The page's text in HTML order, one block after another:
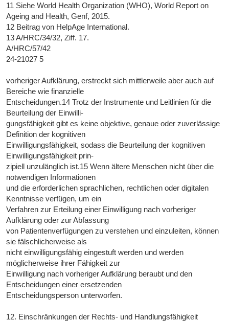
11 Siehe World Health Organization (WHO), World Report on
Ageing and Health, Genf, 2015.
12 Beitrag von HelpAge International.
13 A/HRC/34/32, Ziff. 17.
A/HRC/57/42
24-21027 5
vorheriger Aufklärung, erstreckt sich mittlerweile aber auch auf
Bereiche wie finanzielle
Entscheidungen.14 Trotz der Instrumente und Leitlinien für die
Beurteilung der Einwilli-
gungsfähigkeit gibt es keine objektive, genaue oder zuverlässige
Definition der kognitiven
Einwilligungsfähigkeit, sodass die Beurteilung der kognitiven
Einwilligungsfähigkeit prin-
zipiell unzulänglich ist.15 Wenn ältere Menschen nicht über die
notwendigen Informationen
und die erforderlichen sprachlichen, rechtlichen oder digitalen
Kenntnisse verfügen, um ein
Verfahren zur Erteilung einer Einwilligung nach vorheriger
Aufklärung oder zur Abfassung
von Patientenverfügungen zu verstehen und einzuleiten, können
sie fälschlicherweise als
nicht einwilligungsfähig eingestuft werden und werden
möglicherweise ihrer Fähigkeit zur
Einwilligung nach vorheriger Aufklärung beraubt und den
Entscheidungen einer ersetzenden
Entscheidungsperson unterworfen.
12. Einschränkungen der Rechts- und Handlungsfähigkeit